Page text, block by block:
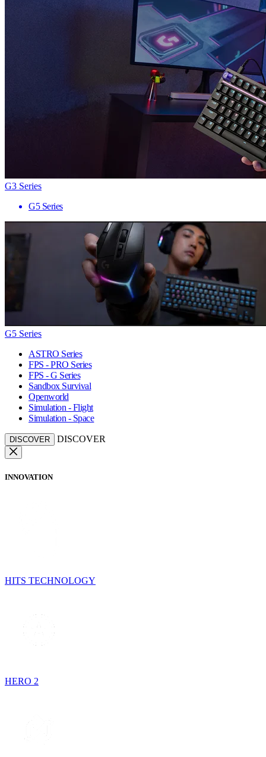
G3 Series
G5 Series
G5 Series
ASTRO Series
FPS - PRO Series
FPS - G Series
Sandbox Survival
Openworld
Simulation - Flight
Simulation - Space
DISCOVER DISCOVER
INNOVATION
HITS TECHNOLOGY
HERO 2